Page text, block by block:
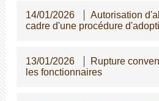
14/01/2026
Autorisation
cadre d'une procédure
13/01/2026
Rupture
les fonctionnaires